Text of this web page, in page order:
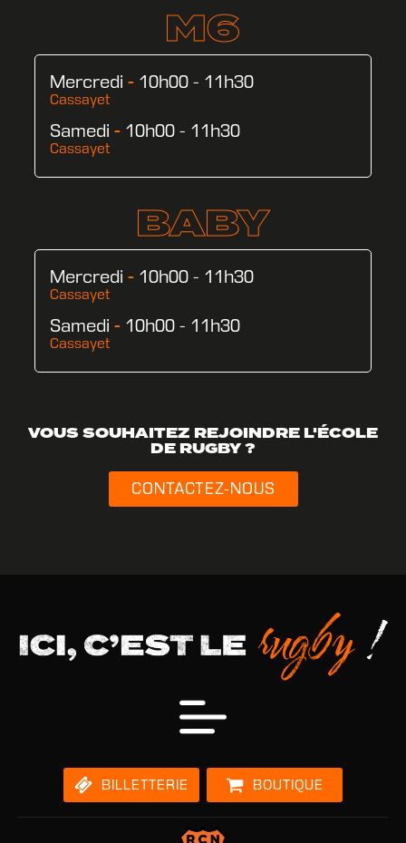
M6
Mercredi - 10h00 - 11h30
Cassayet
Samedi - 10h00 - 11h30
Cassayet
BABY
Mercredi - 10h00 - 11h30
Cassayet
Samedi - 10h00 - 11h30
Cassayet
VOUS SOUHAITEZ REJOINDRE L'ÉCOLE
DE RUGBY ?
CONTACTEZ-NOUS
BILLETTERIE BOUTIQUE